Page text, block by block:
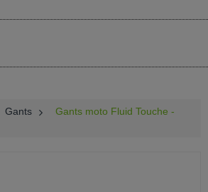
Gants >
Gants moto Fluid Touche -